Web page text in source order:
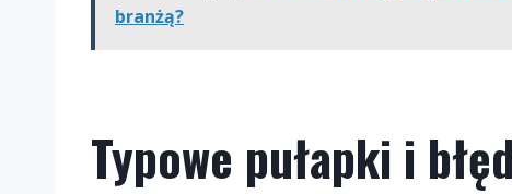
branżą?
Typowe pułapki i